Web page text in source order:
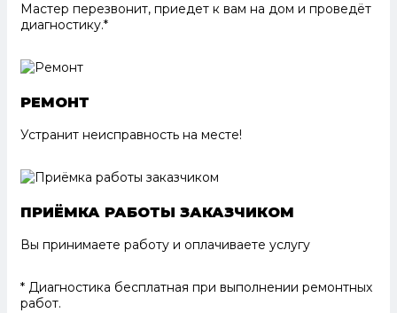
Мастер перезвонит, приедет к вам на дом и проведёт
диагностику.*
РЕМОНТ
Устранит неисправность на месте!
ПРИЁМКА РАБОТЫ ЗАКАЗЧИКОМ
Вы принимаете работу и оплачиваете услугу
* Диагностика бесплатная при выполнении ремонтных
работ.